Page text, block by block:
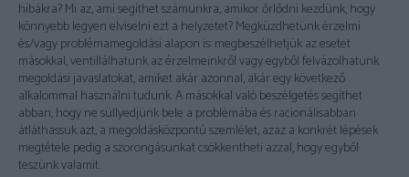
hibákra? Mi az, ami segíthet számunkra, amikor őrlődni kezdünk, hogy
könnyebb legyen elviselni ezt a helyzetet? Megküzdhetünk érzelmi
és/vagy problémamegoldási alapon is: megbeszélhetjük az esetet
másokkal, ventillálhatunk az érzelmeinkről vagy egyből felvázolhatunk
megoldási javaslatokat, amiket akár azonnal, akár egy következő
alkalommal használni tudunk. A másokkal való beszélgetés segíthet
abban, hogy ne süllyedjünk bele a problémába és racionálisabban
átláthassuk azt, a megoldásközpontú szemlélet, azaz a konkrét lépések
megtétele pedig a szorongásunkat csökkentheti azzal, hogy egyből
teszünk valamit.